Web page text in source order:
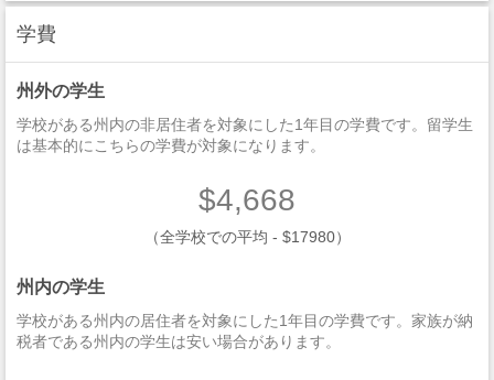
学費
州外の学生
学校がある州内の非居住者を対象にした1年目の学費です。留学生
は基本的にこちらの学費が対象になります。
$4,668
（全学校での平均 - $17980）
州内の学生
学校がある州内の居住者を対象にした1年目の学費です。家族が納
税者である州内の学生は安い場合があります。